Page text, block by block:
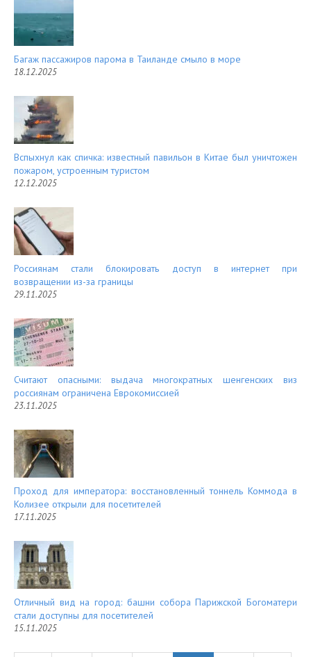
Багаж пассажиров парома в Таиланде смыло в море
18.12.2025
Вспыхнул как спичка: известный павильон в Китае был уничтожен
пожаром, устроенным туристом
12.12.2025
Россиянам стали блокировать доступ в интернет при
возвращении из-за границы
29.11.2025
Считают опасными: выдача многократных шенгенских виз
россиянам ограничена Еврокомиссией
23.11.2025
Проход для императора: восстановленный тоннель Коммода в
Колизее открыли для посетителей
17.11.2025
Отличный вид на город: башни собора Парижской Богоматери
стали доступны для посетителей
15.11.2025